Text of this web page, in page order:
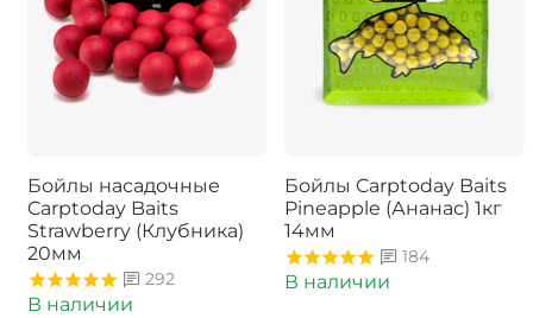
Бойлы насадочные
Carptoday Baits
Strawberry (Клубника)
20мм
292
В наличии
Бойлы Carptoday Baits
Pineapple (Ананас) 1кг
14мм
184
В наличии